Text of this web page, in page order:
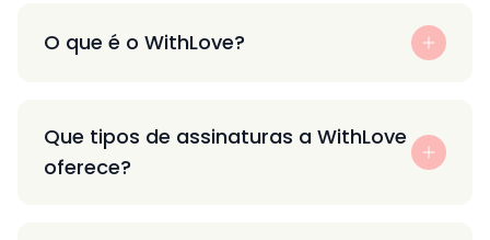
O que é o WithLove?
Que tipos de assinaturas a WithLove
oferece?